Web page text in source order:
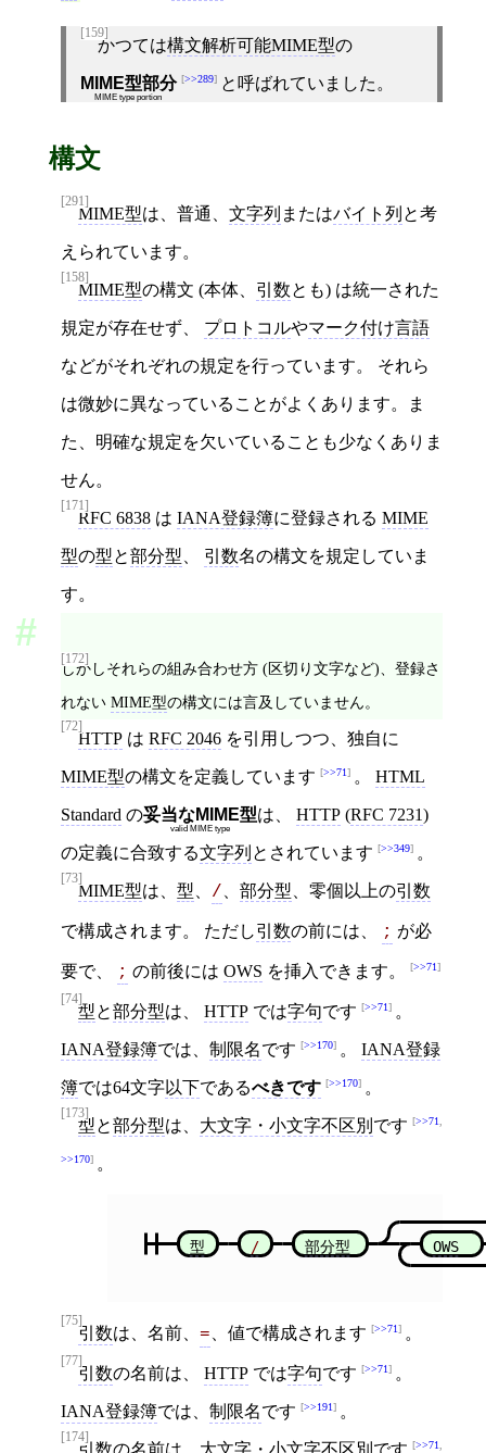
[159]
かつては構文解析可能MIME型の
MIME型部分
MIME type portion
>>289 と呼ばれていました。
構文
[291]
MIME型は、普通、 文字列 またはバイト列 と考
えられています。
[158]
MIME型の構文 (本体、 引数とも) は統一された
規定が存在せず、 プロトコルやマーク付け言語
などがそれぞれの規定を行っています。 それら
は微妙に異なっていることがよくあります。ま
た、明確な規定を欠いていることも少なくありま
せん。
[171]
RFC 6838 は IANA登録簿に登録される MIME
型の型と部分型 引数名の構文を規定していま
す。
[172]
しかしそれらの組み合わせ方 (区切り文字など)、登録さ
れない MIME型の構文には言及していません。
[72]
HTTP は RFC 2046 を引用しつつ、独自に
MIME型の構文を定義しています >>71 。 HTML
Standard の妥当なMIME型
valid MIME type
は、 HTTP (RFC 7231)
の定義に合致する文字列 とされています >>349 。
[73]
MIME型は、 型 / 部分型 、零個以上の引数
で構成されます。 ただし引数の前には、 ; が必
要で、 ; の前後には OWS を挿入できます。 >>71
[74]
型と部分型は、 HTTP では字句です >>71 。
IANA登録簿では、 制限名です >>170 。 IANA登録
簿では64文字以下であるべきです >>170 。
[173]
型と部分型は、 大文字・小文字不区別 です >>71
>>170 。
型 / 部分型 OWS
[75]
引数は、名前、 = 、値で構成されます >>71 。
[77]
引数の名前は、 HTTP では字句です >>71 。
IANA登録簿では、 制限名です >>191 。
[174]
>>71,